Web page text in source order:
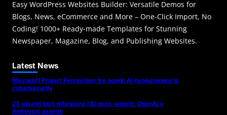
Easy WordPress Websites Builder: Versatile Demos for
Blogs, News, eCommerce and More – One-Click Import, No
Coding! 1000+ Ready-made Templates for Stunning
Newspaper, Magazine, Blog, and Publishing Websites.
Latest News
Microsoft Project Perception: tre agenti AI rivoluzionano la
cybersecurity
25 giganti tech difendono l’AI open-weight: OpenAI e
Anthropic assenti